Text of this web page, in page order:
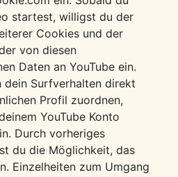
startest, willigst du der
Cookies und der
von diesen
Daten an YouTube ein.
dein Surfverhalten direkt
Profil zuordnen,
YouTube Konto
Durch vorheriges
du die Möglichkeit, das
Einzelheiten zum Umgang